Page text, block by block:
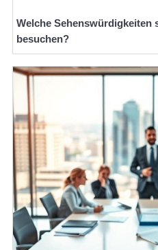
Welche Sehenswürdigkeiten
besuchen?